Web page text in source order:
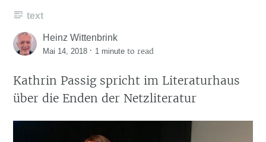
text
Heinz Wittenbrink
Mai 14, 2018 · 1 minute to read
Kathrin Passig spricht im Literaturhaus
über die Enden der Netzliteratur